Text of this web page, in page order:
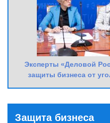
Эксперты «Деловой
защиты бизнеса от
Защита бизнеса